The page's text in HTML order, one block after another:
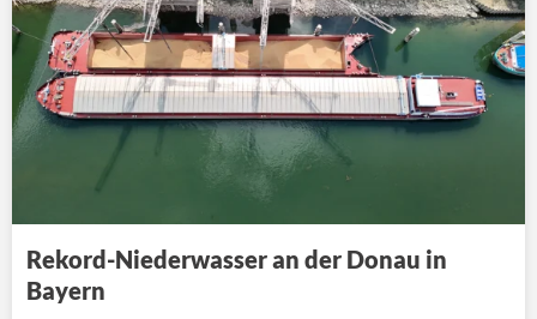
Rekord-Niederwasser an der Donau in
Bayern